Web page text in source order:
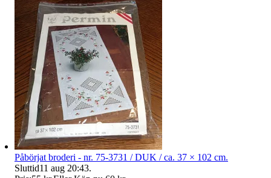
Påbörjat broderi - nr. 75-3731 / DUK / ca. 37 × 102 cm.
Sluttid11 aug 20:43.